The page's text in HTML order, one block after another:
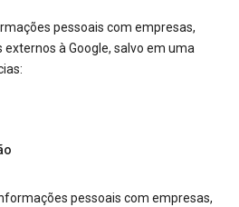
pessoais com empresas,
à Google, salvo em uma
pessoais com empresas,